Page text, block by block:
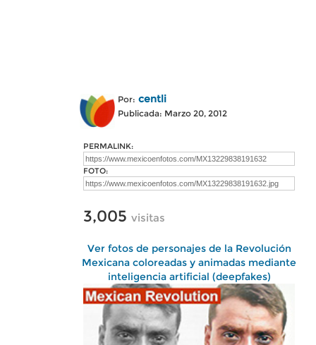
Por: centli
Publicada: Marzo 20, 2012
PERMALINK:
FOTO:
3,005 visitas
Ver fotos de personajes de la Revolución
Mexicana coloreadas y animadas mediante
inteligencia artificial (deepfakes)